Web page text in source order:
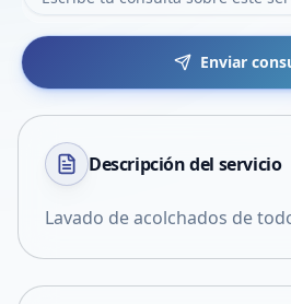
Enviar
Descripción del servicio
Lavado de acolchados de